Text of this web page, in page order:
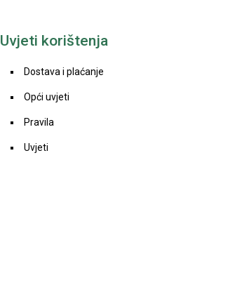
Uvjeti korištenja
Dostava i plaćanje
Opći uvjeti
Pravila
Uvjeti